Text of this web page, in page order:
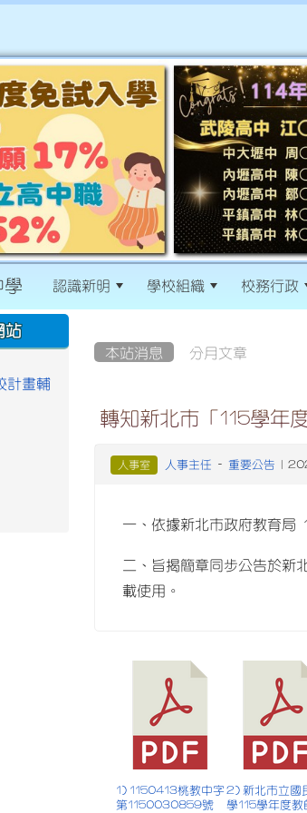
學 認識新明 學校組織 校務行政
本站消息 分月文章
轉知新北市「115學年
人事室 人事主任 - 重要公告 |
一、依據新北市政府教育
二、旨揭簡章同步公告於新
載使用。
1) 1150413桃教中字
第1150030859號
2) 新北市立國
學115學年度教
站
計畫輔